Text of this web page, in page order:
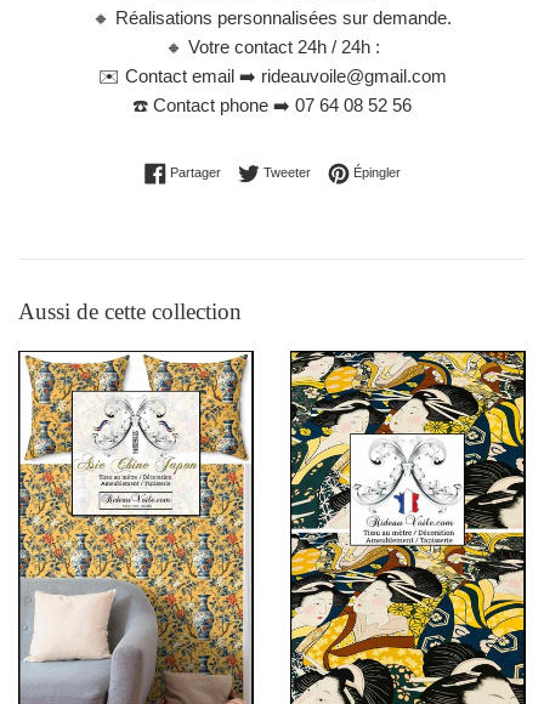
🔸 Réalisations personnalisées sur demande.
🔸 Votre contact 24h / 24h :
✉️ Contact email ➡️ rideauvoile@gmail.com
☎️ Contact phone ➡️ 07 64 08 52 56
PartagerPartager sur Facebook
TweeterTweeter sur Twitter
ÉpinglerÉpingler sur Pinterest
Aussi de cette collection